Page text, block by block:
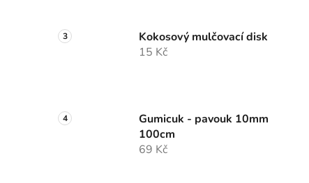
Kokosový mulčovací disk
15 Kč
Gumicuk - pavouk 10mm
100cm
69 Kč